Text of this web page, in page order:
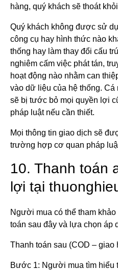
hàng, quý khách sẽ thoát
Quý khách không được sử
công cụ hay hình thức nào
thống hay làm thay đổi cấu
nghiêm cấm việc phát tán,
hoạt động nào nhằm can
vào dữ liệu của hệ thống.
sẽ bị tước bỏ mọi quyền lợi
pháp luật nếu cần thiết.
Mọi thông tin giao dịch sẽ
trường hợp cơ quan pháp
10. Thanh toán
lợi tại
Người mua có thể tham
toán sau đây và lựa chọn áp
Thanh toán sau (COD – giao
Bước 1: Người mua tìm hiểu